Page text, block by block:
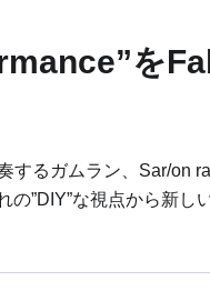
を
るガムラン、Sar/on
”DIY”な視点から新